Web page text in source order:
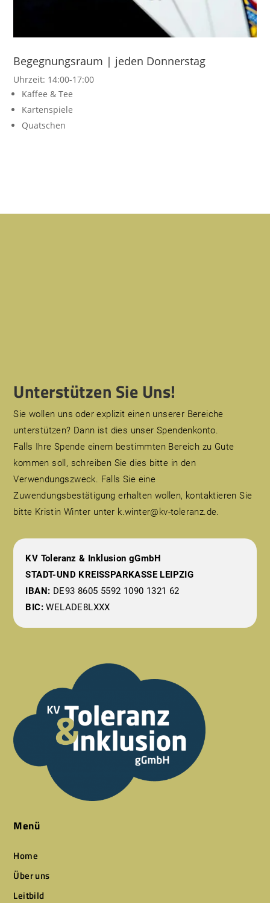
Begegnungsraum | jeden Donnerstag
Uhrzeit: 14:00-17:00
Kaffee & Tee
Kartenspiele
Quatschen
Unterstützen Sie Uns!
Sie wollen uns oder explizit einen unserer Bereiche
unterstützen? Dann ist dies unser Spendenkonto.
Falls Ihre Spende einem bestimmten Bereich zu Gute
kommen soll, schreiben Sie dies bitte in den
Verwendungszweck. Falls Sie eine
Zuwendungsbestätigung erhalten wollen, kontaktieren Sie
bitte Kristin Winter unter k.winter@kv-toleranz.de.
KV Toleranz & Inklusion gGmbH
STADT-UND KREISSPARKASSE LEIPZIG
IBAN: DE93 8605 5592 1090 1321 62
BIC: WELADE8LXXX
Menü
Home
Über uns
Leitbild